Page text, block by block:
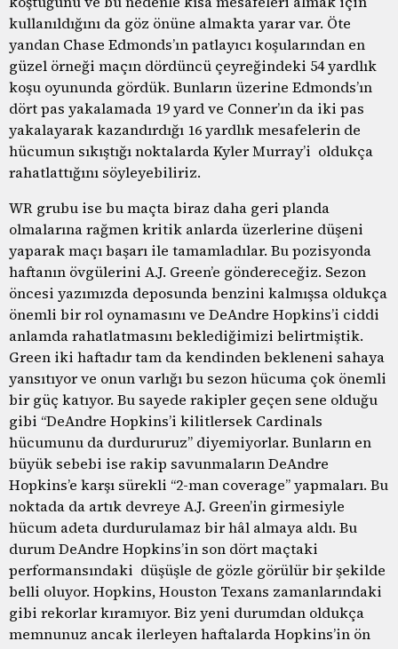
kullanıldığını da göz önüne almakta yarar var. Öte
yandan Chase Edmonds’ın patlayıcı koşularından en
güzel örneği maçın dördüncü çeyreğindeki 54 yardlık
koşu oyununda gördük. Bunların üzerine Edmonds’ın
dört pas yakalamada 19 yard ve Conner’ın da iki pas
yakalayarak kazandırdığı 16 yardlık mesafelerin de
hücumun sıkıştığı noktalarda Kyler Murray’i oldukça
rahatlattığını söyleyebiliriz.
WR grubu ise bu maçta biraz daha geri planda
olmalarına rağmen kritik anlarda üzerlerine düşeni
yaparak maçı başarı ile tamamladılar. Bu pozisyonda
haftanın övgülerini A.J. Green’e göndereceğiz. Sezon
öncesi yazımızda deposunda benzini kalmışsa oldukça
önemli bir rol oynamasını ve DeAndre Hopkins’i ciddi
anlamda rahatlatmasını beklediğimizi belirtmiştik.
Green iki haftadır tam da kendinden bekleneni sahaya
yansıtıyor ve onun varlığı bu sezon hücuma çok önemli
bir güç katıyor. Bu sayede rakipler geçen sene olduğu
gibi “DeAndre Hopkins’i kilitlersek Cardinals
hücumunu da durdururuz” diyemiyorlar. Bunların en
büyük sebebi ise rakip savunmaların DeAndre
Hopkins’e karşı sürekli “2-man coverage” yapmaları. Bu
noktada da artık devreye A.J. Green’in girmesiyle
hücum adeta durdurulamaz bir hâl almaya aldı. Bu
durum DeAndre Hopkins’in son dört maçtaki
performansındaki düşüşle de gözle görülür bir şekilde
belli oluyor. Hopkins, Houston Texans zamanlarındaki
gibi rekorlar kıramıyor. Biz yeni durumdan oldukça
memnunuz ancak ilerleyen haftalarda Hopkins’in ön